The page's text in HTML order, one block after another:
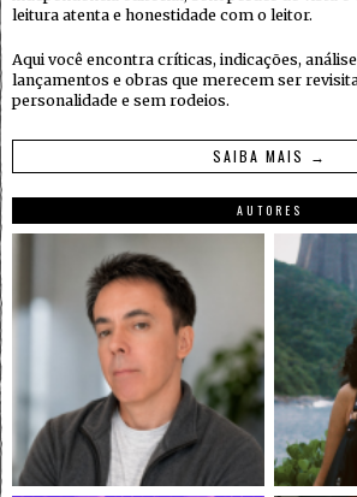
leitura atenta e honestidade com o leitor.
Aqui você encontra críticas, indicações,
lançamentos e obras que merecem ser
personalidade e sem rodeios.
SAIBA MAIS →
AUTORES